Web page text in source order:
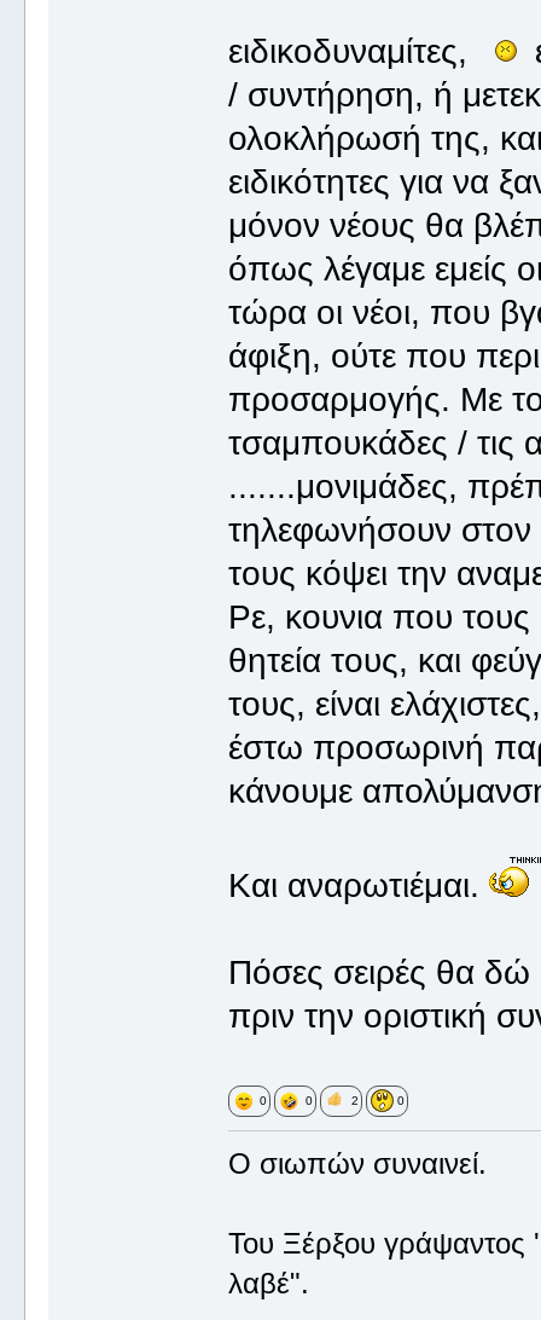
ειδικοδυναμίτες,
/ συντήρηση, ή
ολοκλήρωσή της,
ειδικότητες για να
μόνον νέους θα
όπως λέγαμε εμείς
τώρα οι νέοι, που
άφιξη, ούτε που
προσαρμογής. Με
τσαμπουκάδες / τις
.......μονιμάδες,
τηλεφωνήσουν
τους κόψει την
Ρε, κουνια που
θητεία τους, και
τους, είναι
έστω προσωρινή
κάνουμε
Και αναρωτιέμαι.
Πόσες σειρές θα δώ
πριν την οριστική
0 0 2 0
Ο σιωπών συναινεί.
Του Ξέρξου
λαβέ".